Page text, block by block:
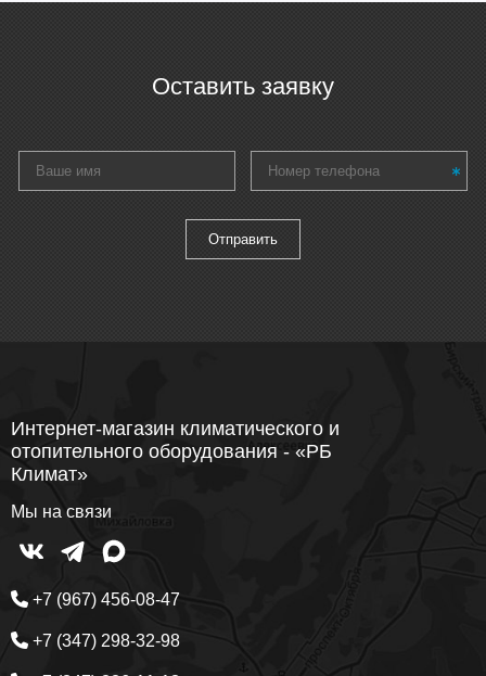
Оставить заявку
Интернет-магазин климатического и
отопительного оборудования - «РБ
Климат»
Мы на связи
+7 (967) 456-08-47
+7 (347) 298-32-98